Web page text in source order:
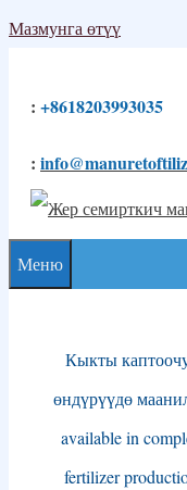
Мазмунга өтүү
: +8618203993035
:
Меню
Кыкты
өндүрүүдө
available in
fertilizer